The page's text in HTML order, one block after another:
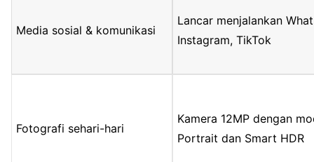
Media sosial & komunikasi
Lancar menjalankan
Instagram, TikTok
Fotografi sehari-hari
Kamera 12MP dengan
Portrait dan Smart HDR